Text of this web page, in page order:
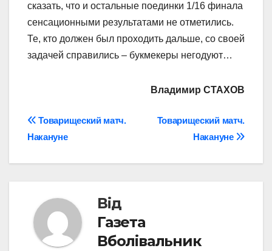
сказать, что и остальные поединки 1/16 финала
сенсационными результатами не отметились.
Те, кто должен был проходить дальше, со своей
задачей справились – букмекеры негодуют…
Владимир СТАХОВ
Навігація
записів
Товарищеский матч.
Накануне
Товарищеский матч.
Накануне
Від
Газета
Вболівальник